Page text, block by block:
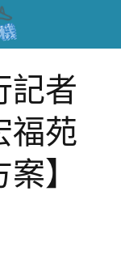
記者
福苑
】